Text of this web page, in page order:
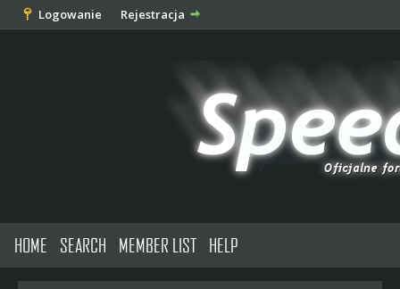
Logowanie Rejestracja
HOME SEARCH MEMBER LIST HELP